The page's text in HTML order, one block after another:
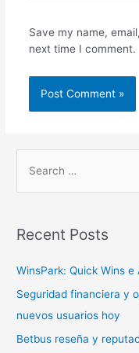
Save my name,
next time I comment.
Recent Posts
WinsPark: Quick Wins
Seguridad financiera y
nuevos usuarios hoy
Betbus reseña y